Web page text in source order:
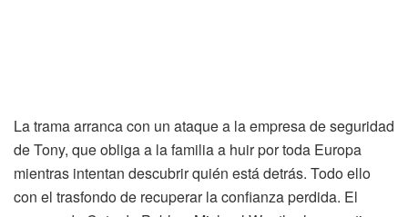
La trama arranca con un ataque a la empresa de seguridad
de Tony, que obliga a la familia a huir por toda Europa
mientras intentan descubrir quién está detrás. Todo ello
con el trasfondo de recuperar la confianza perdida. El